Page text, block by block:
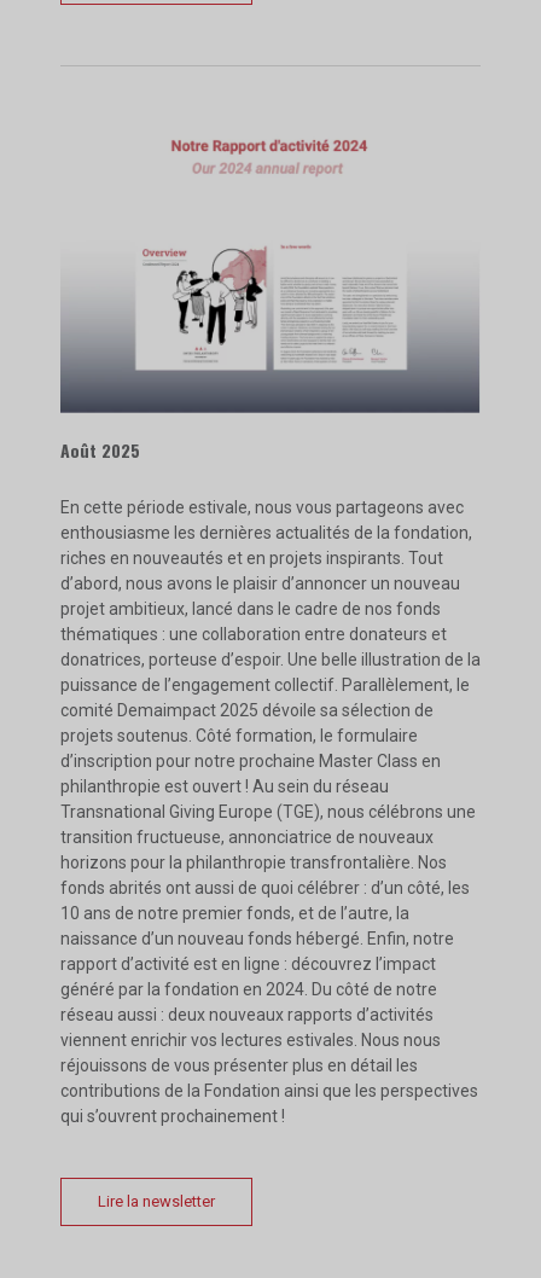
Août 2025
En cette période estivale, nous vous partageons avec
enthousiasme les dernières actualités de la fondation,
riches en nouveautés et en projets inspirants. Tout
d’abord, nous avons le plaisir d’annoncer un nouveau
projet ambitieux, lancé dans le cadre de nos fonds
thématiques : une collaboration entre donateurs et
donatrices, porteuse d’espoir. Une belle illustration de la
puissance de l’engagement collectif. Parallèlement, le
comité Demaimpact 2025 dévoile sa sélection de
projets soutenus. Côté formation, le formulaire
d’inscription pour notre prochaine Master Class en
philanthropie est ouvert ! Au sein du réseau
Transnational Giving Europe (TGE), nous célébrons une
transition fructueuse, annonciatrice de nouveaux
horizons pour la philanthropie transfrontalière. Nos
fonds abrités ont aussi de quoi célébrer : d’un côté, les
10 ans de notre premier fonds, et de l’autre, la
naissance d’un nouveau fonds hébergé. Enfin, notre
rapport d’activité est en ligne : découvrez l’impact
généré par la fondation en 2024. Du côté de notre
réseau aussi : deux nouveaux rapports d’activités
viennent enrichir vos lectures estivales. Nous nous
réjouissons de vous présenter plus en détail les
contributions de la Fondation ainsi que les perspectives
qui s’ouvrent prochainement !
Lire la newsletter